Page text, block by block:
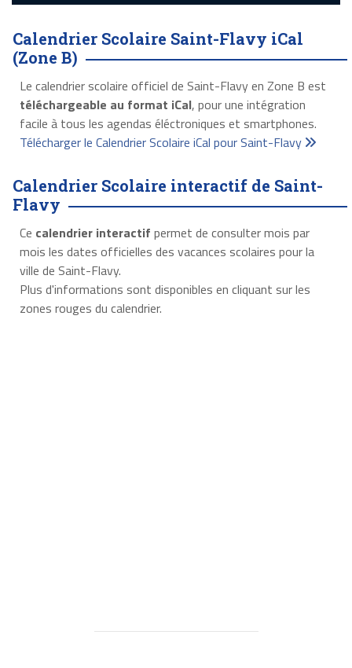
Calendrier Scolaire Saint-Flavy iCal
(Zone B)
Le calendrier scolaire officiel de Saint-Flavy en Zone B est
téléchargeable au format iCal, pour une intégration
facile à tous les agendas éléctroniques et smartphones.
Télécharger le Calendrier Scolaire iCal pour Saint-Flavy
Calendrier Scolaire interactif de Saint-
Flavy
Ce calendrier interactif permet de consulter mois par
mois les dates officielles des vacances scolaires pour la
ville de Saint-Flavy.
Plus d'informations sont disponibles en cliquant sur les
zones rouges du calendrier.